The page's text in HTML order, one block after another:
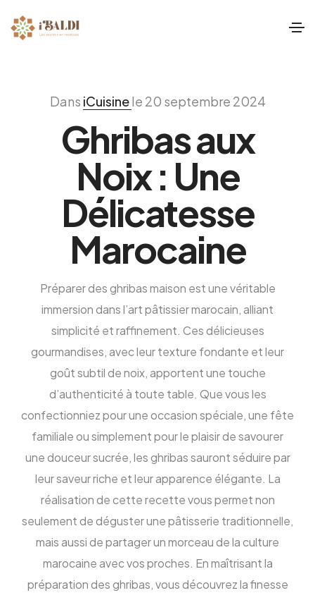
Dans iCuisinele 20 septembre 2024
Ghribas aux
Noix : Une
Délicatesse
Marocaine
Préparer des ghribas maison est une véritable
immersion dans l’art pâtissier marocain, alliant
simplicité et raffinement. Ces délicieuses
gourmandises, avec leur texture fondante et leur
goût subtil de noix, apportent une touche
d’authenticité à toute table. Que vous les
confectionniez pour une occasion spéciale, une fête
familiale ou simplement pour le plaisir de savourer
une douceur sucrée, les ghribas sauront séduire par
leur saveur riche et leur apparence élégante. La
réalisation de cette recette vous permet non
seulement de déguster une pâtisserie traditionnelle,
mais aussi de partager un morceau de la culture
marocaine avec vos proches. En maîtrisant la
préparation des ghribas, vous découvrez la finesse